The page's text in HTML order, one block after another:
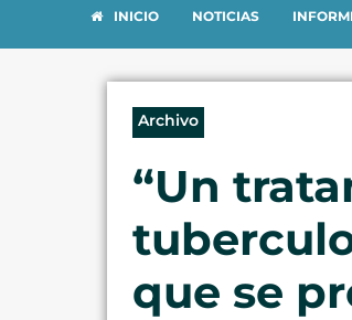
INICIO NOTICIAS
Archivo
“Un
que se